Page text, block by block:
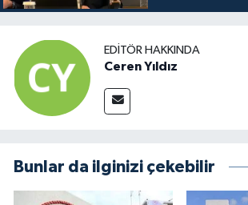
EDITÖR HAKKINDA
Ceren Yıldız
Bunlar da ilginizi çekebilir